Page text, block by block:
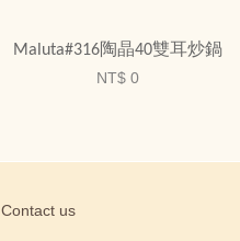
Maluta#316陶晶40雙耳炒鍋
NT$ 0
Contact us